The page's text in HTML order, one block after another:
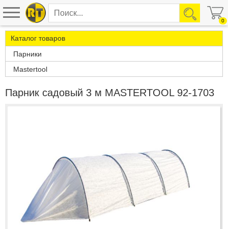
0
Каталог товаров
Парники
Mastertool
Парник садовый 3 м MASTERTOOL 92-1703